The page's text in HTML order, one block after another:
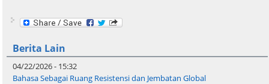
Berita Lain
04/22/2026 - 15:32
Bahasa Sebagai Ruang Resistensi dan Jembatan Global